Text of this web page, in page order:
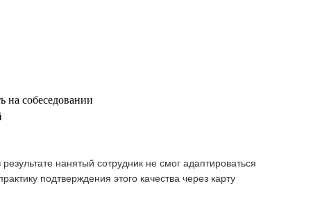
на собеседовании
нанятый сотрудник не смог адаптироваться
подтверждения этого качества через карту